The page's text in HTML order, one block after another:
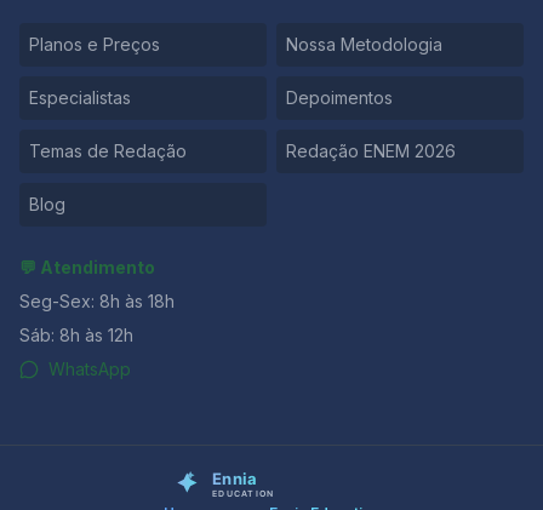
Planos e Preços Nossa Metodologia
Especialistas Depoimentos
Temas de Redação Redação ENEM 2026
Blog
💬 Atendimento
Seg-Sex: 8h às 18h
Sáb: 8h às 12h
WhatsApp